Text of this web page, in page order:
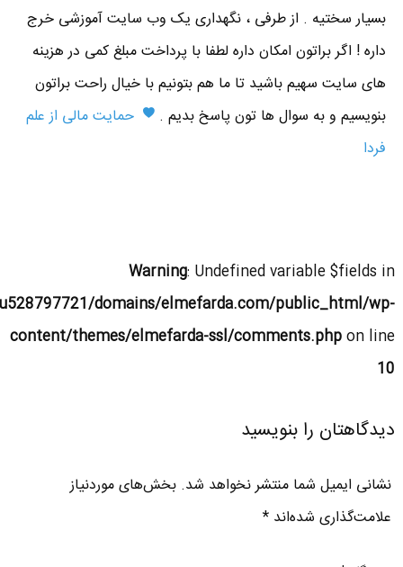
بسیار سختیه . از طرفی ، نگهداری یک وب سایت آموزشی خرج
داره ! اگر براتون امکان داره لطفا با پرداخت مبلغ کمی در هزینه
های سایت سهیم باشید تا ما هم بتونیم با خیال راحت براتون
بنویسیم و به سوال ها تون پاسخ بدیم .
حمایت مالی از علم
فردا
Warning: Undefined variable $fields in
domains/elmefarda.com/public_html/wp-
content/themes/elmefarda-ssl/comments.phpon line
10
دیدگاهتان را بنویسید
نشانی ایمیل شما منتشر نخواهد شد. بخش‌های موردنیاز
علامت‌گذاری شده‌اند*